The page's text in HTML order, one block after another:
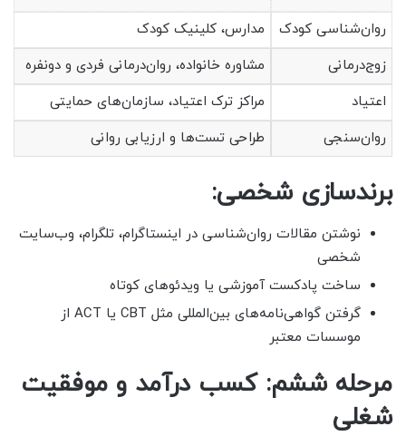
روان‌شناسی کودک
مدارس، کلینیک کودک
زوج‌درمانی
مشاوره خانواده، روان‌درمانی فردی و دو‌نفره
اعتیاد
مراکز ترک اعتیاد، سازمان‌های حمایتی
روان‌سنجی
طراحی تست‌ها و ارزیابی روانی
برندسازی شخصی:
نوشتن مقالات روان‌شناسی در اینستاگرام، تلگرام، وب‌سایت
شخصی
ساخت پادکست آموزشی یا ویدئوهای کوتاه
گرفتن گواهی‌نامه‌های بین‌المللی مثل CBT یا ACT از
موسسات معتبر
مرحله ششم: کسب درآمد و موفقیت
شغلی